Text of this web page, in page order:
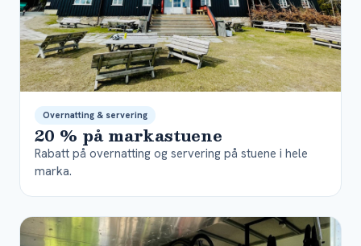
Overnatting & servering
20 % på markastuene
Rabatt på overnatting og servering på stuene i hele
marka.